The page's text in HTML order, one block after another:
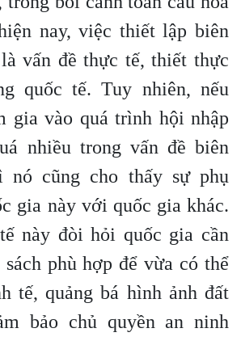
nay, việc thiết lập biên
vấn đề thực tế, thiết thực
quốc tế. Tuy nhiên, nếu
gia vào quá trình hội nhập
nhiều trong vấn đề biên
nó cũng cho thấy sự phụ
gia này với quốc gia khác.
này đòi hỏi quốc gia cần
phù hợp để vừa có thể
tế, quảng bá hình ảnh đất
bảo chủ quyền an ninh